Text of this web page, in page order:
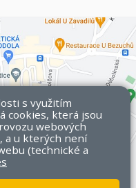
s využitím
cookies, která jsou
webových
a u kterých není
(technické a